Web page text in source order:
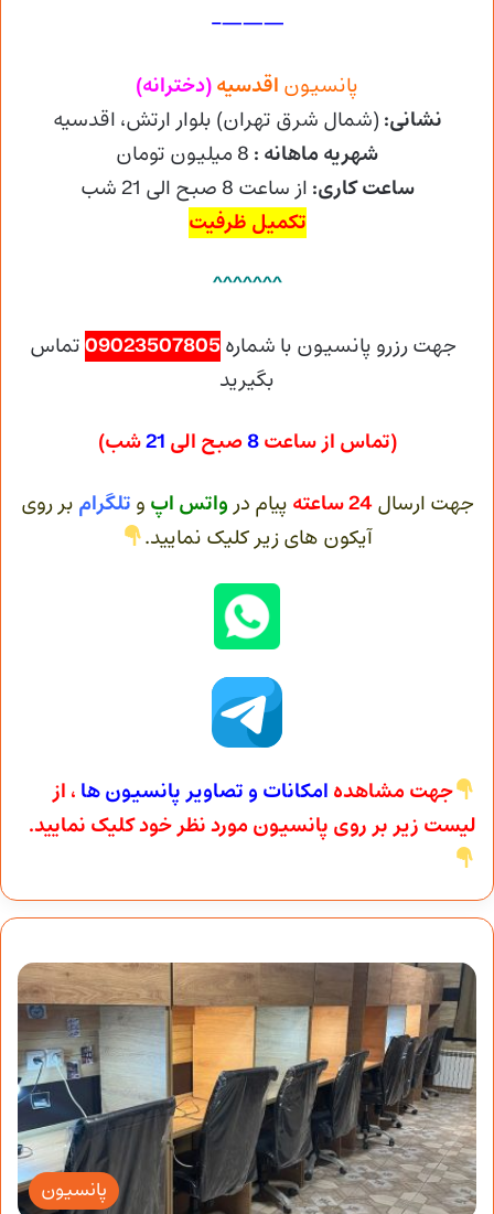
———–
پانسیون اقدسیه(دخترانه)
نشانی: (شمال شرق تهران) بلوار ارتش، اقدسیه
شهریه ماهانه :
ساعت کاری: از ساعت 8 صبح الی 21 شب
تکمیل ظرفیت
^^^^^^^
جهت رزرو پانسیون با شماره09023507805تماس
بگیرید
(تماس از ساعت8صبح الی 21شب)
جهت ارسال24 ساعته پیام در واتس اپ و تلگرام بر روی
آیکون های زیر کلیک نمایید.
جهت مشاهده امکانات و تصاویر پانسیون ها ، از
لیست زیر بر روی پانسیون مورد نظر خود کلیک نمایید.
پانسیون